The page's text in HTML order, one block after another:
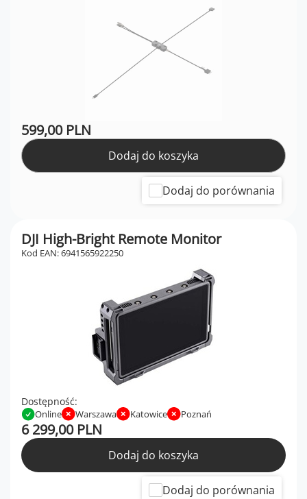
599,00 PLN
Dodaj do koszyka
Dodaj do porównania
DJI High-Bright Remote Monitor
Kod EAN: 6941565922250
Dostępność:
Online Warszawa Katowice Poznań
6 299,00 PLN
Dodaj do koszyka
Dodaj do porównania